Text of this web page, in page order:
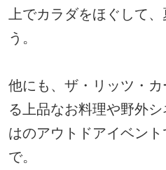
上でカラダをほぐして
う。
他にも、ザ・リッツ・
る上品なお料理や野外
はのアウトドアイベン
で。